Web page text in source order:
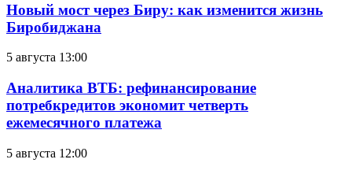
Новый мост через Биру: как изменится жизнь
Биробиджана
5 августа 13:00
Аналитика ВТБ: рефинансирование
потребкредитов экономит четверть
ежемесячного платежа
5 августа 12:00